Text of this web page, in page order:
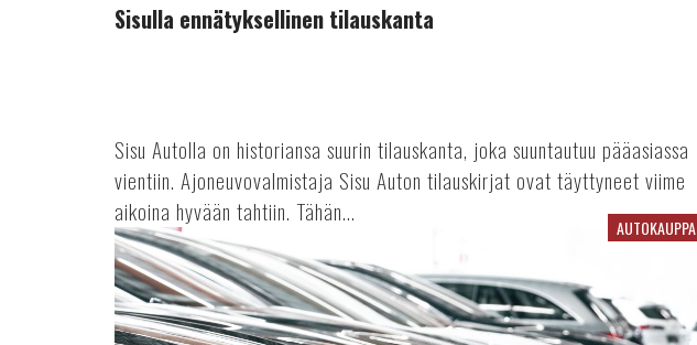
Sisulla ennätyksellinen tilauskanta
Sisu Autolla on historiansa suurin tilauskanta, joka suuntautuu pääasiassa
vientiin. Ajoneuvovalmistaja Sisu Auton tilauskirjat ovat täyttyneet viime
aikoina hyvään tahtiin. Tähän...
Suosikkimerkit
käytetyn
kaupoilla
AUTOKAUPPA